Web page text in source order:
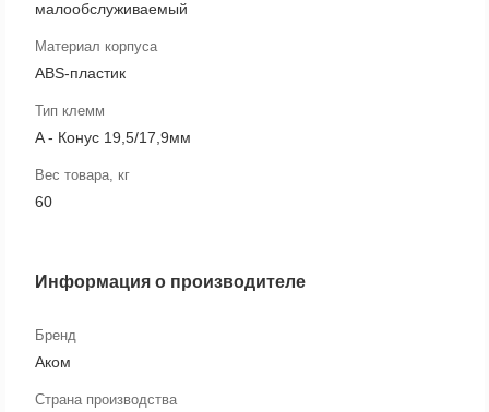
малообслуживаемый
Материал корпуса
ABS-пластик
Тип клемм
A - Конус 19,5/17,9мм
Вес товара, кг
60
Информация о производителе
Бренд
Аком
Страна производства